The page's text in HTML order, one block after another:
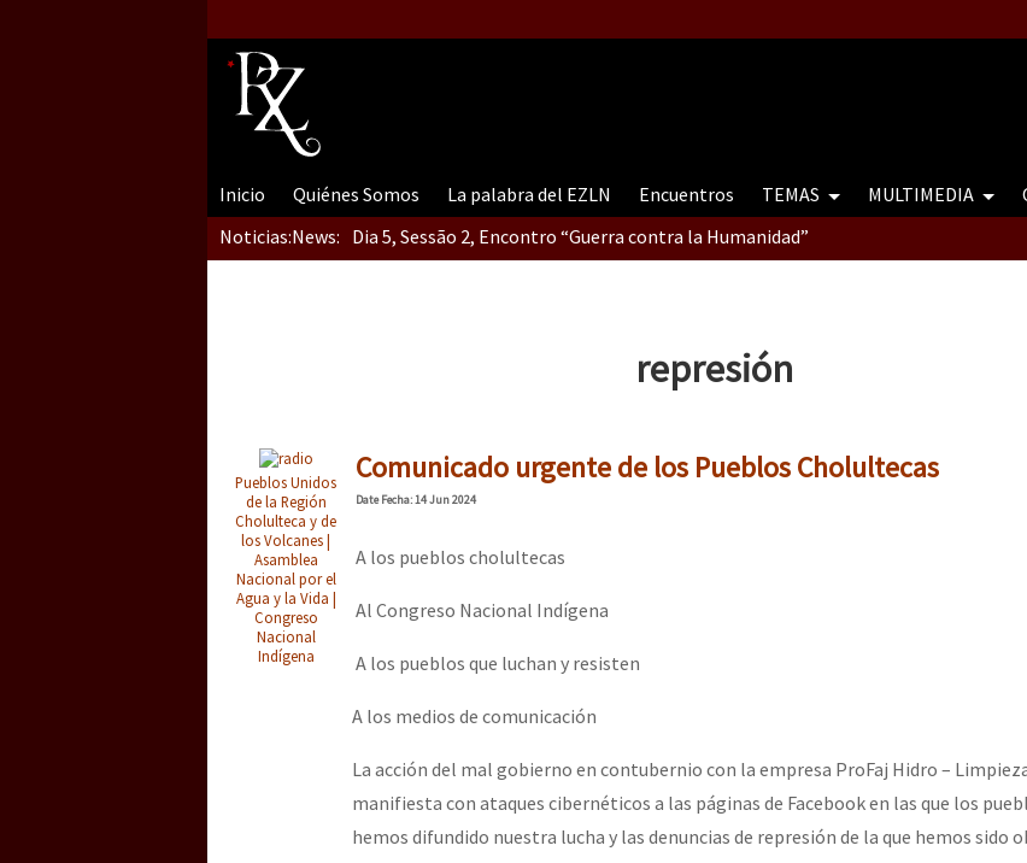
Inicio Quiénes Somos La palabra del EZLN Encuentros TEMAS MULTIMEDIA
Noticias:News: Dia 5, Sessão 2, Encontro “Guerra contra la Humanidad”
[CDMX – 20 julio] Jornadas globales por la libertad de Jesús Plácido Galindo y el
represión
Pueblos Unidos
de la Región
Cholulteca y de
los Volcanes |
Asamblea
Nacional por el
Agua y la Vida |
Congreso
Nacional
Indígena
Comunicado urgente de los Pueblos Cholultecas
DateFecha: 14 Jun 2024
A los pueblos cholultecas
Al Congreso Nacional Indígena
A los pueblos que luchan y resisten
A los medios de comunicación
La acción del mal gobierno en contubernio con la empresa ProFaj Hidro –
manifiesta con ataques cibernéticos a las páginas de Facebook en las que los
hemos difundido nuestra lucha y las denuncias de represión de la que hemos sido